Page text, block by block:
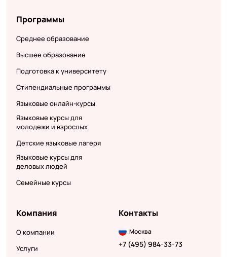
Программы
Среднее образование
Высшее образование
Подготовка к университету
Стипендиальные программы
Языковые онлайн-курсы
Языковые курсы для
молодежи и взрослых
Детские языковые лагеря
Языковые курсы для
деловых людей
Семейные курсы
Компания
О компании
Услуги
Контакты
Москва
+7 (495) 984-33-73